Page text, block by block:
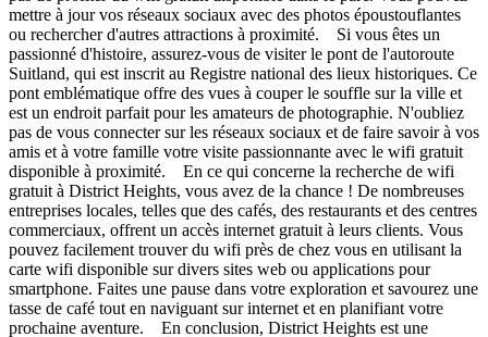
mettre à jour vos réseaux sociaux avec des photos époustouflantes
ou rechercher d'autres attractions à proximité. Si vous êtes un
passionné d'histoire, assurez-vous de visiter le pont de l'autoroute
Suitland, qui est inscrit au Registre national des lieux historiques. Ce
pont emblématique offre des vues à couper le souffle sur la ville et
est un endroit parfait pour les amateurs de photographie. N'oubliez
pas de vous connecter sur les réseaux sociaux et de faire savoir à vos
amis et à votre famille votre visite passionnante avec le wifi gratuit
disponible à proximité. En ce qui concerne la recherche de wifi
gratuit à District Heights, vous avez de la chance ! De nombreuses
entreprises locales, telles que des cafés, des restaurants et des centres
commerciaux, offrent un accès internet gratuit à leurs clients. Vous
pouvez facilement trouver du wifi près de chez vous en utilisant la
carte wifi disponible sur divers sites web ou applications pour
smartphone. Faites une pause dans votre exploration et savourez une
tasse de café tout en naviguant sur internet et en planifiant votre
prochaine aventure. En conclusion, District Heights est une